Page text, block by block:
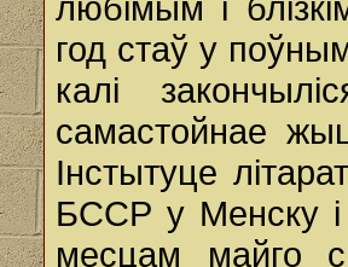
год стаў у
калі
самастойнае
Інстытуце
БССР у Менску і
месцам майго